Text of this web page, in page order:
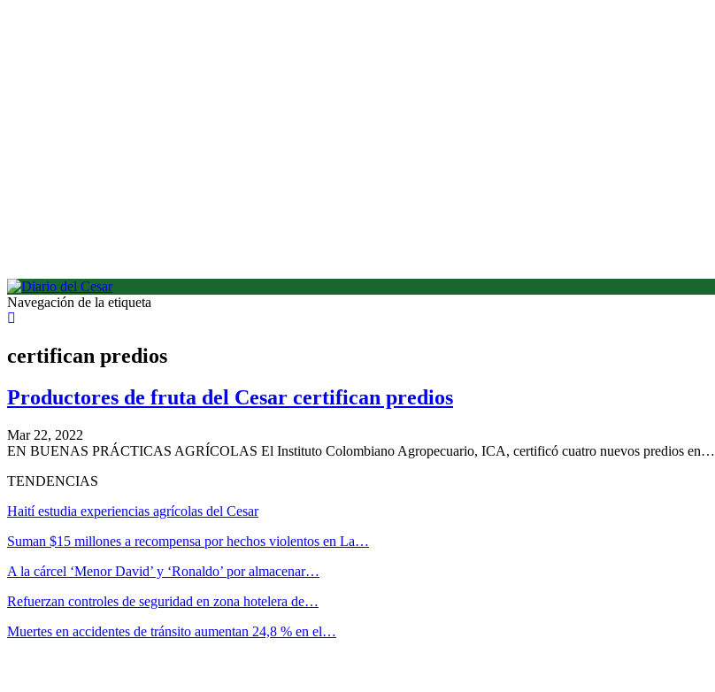
Navegación de la etiqueta
certifican predios
Productores de fruta del Cesar certifican predios
Mar 22, 2022
EN BUENAS PRÁCTICAS AGRÍCOLAS El Instituto Colombiano Agropecuario, ICA, certificó cuatro nuevos predios en…
TENDENCIAS
Haití estudia experiencias agrícolas del Cesar
Suman $15 millones a recompensa por hechos violentos en La…
A la cárcel ‘Menor David’ y ‘Ronaldo’ por almacenar…
Refuerzan controles de seguridad en zona hotelera de…
Muertes en accidentes de tránsito aumentan 24,8 % en el…